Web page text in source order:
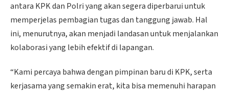
antara KPK dan Polri yang akan segera diperbarui untuk
memperjelas pembagian tugas dan tanggung jawab. Hal
ini, menurutnya, akan menjadi landasan untuk menjalankan
kolaborasi yang lebih efektif di lapangan.
“Kami percaya bahwa dengan pimpinan baru di KPK, serta
kerjasama yang semakin erat, kita bisa memenuhi harapan